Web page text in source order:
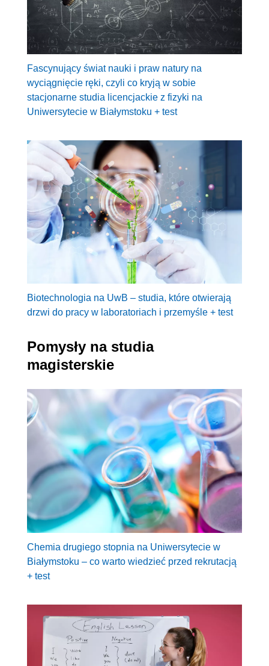
Fascynujący świat nauki i praw natury na
wyciągnięcie ręki, czyli co kryją w sobie
stacjonarne studia licencjackie z fizyki na
Uniwersytecie w Białymstoku + test
Biotechnologia na UwB – studia, które otwierają
drzwi do pracy w laboratoriach i przemyśle + test
Pomysły na studia
magisterskie
Chemia drugiego stopnia na Uniwersytecie w
Białymstoku – co warto wiedzieć przed rekrutacją
+ test